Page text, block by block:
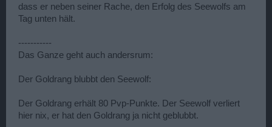
dass er neben seiner Rache, den Erfolg des Seewolfs am
Tag unten hält.
-----------
Das Ganze geht auch andersrum:
Der Goldrang blubbt den Seewolf:
Der Goldrang erhält 80 Pvp-Punkte. Der Seewolf verliert
hier nix, er hat den Goldrang ja nicht geblubbt.